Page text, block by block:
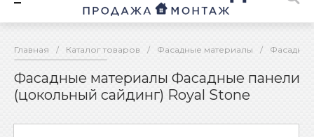
Главная / Каталог товаров / Фасадные материалы /
Фасадные материалы Фасадные панели
(цокольный сайдинг) Royal Stone